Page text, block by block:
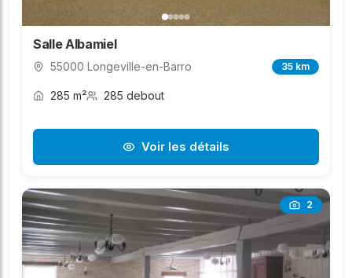
Salle Albamiel
55000 Longeville-en-Barro 35 km
285 m² 285 debout
Voir les détails
2